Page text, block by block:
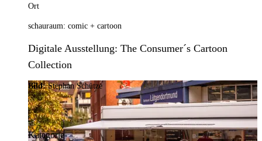
Ort
schauraum: comic + cartoon
Digitale Ausstellung: The Consumer´s Cartoon
Collection
Bild:Stephan Schütze
Kategorie